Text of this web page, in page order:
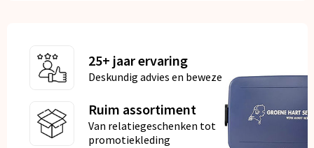
25+ jaar ervaring
Deskundig advies en bewezen kwaliteit
Ruim assortiment
Van relatiegeschenken tot
promotiekleding